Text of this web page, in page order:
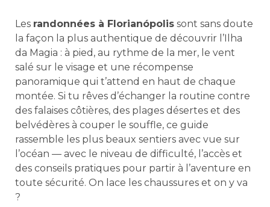
Les randonnées à Florianópolis sont sans doute
la façon la plus authentique de découvrir l’Ilha
da Magia : à pied, au rythme de la mer, le vent
salé sur le visage et une récompense
panoramique qui t’attend en haut de chaque
montée. Si tu rêves d’échanger la routine contre
des falaises côtières, des plages désertes et des
belvédères à couper le souffle, ce guide
rassemble les plus beaux sentiers avec vue sur
l’océan — avec le niveau de difficulté, l’accès et
des conseils pratiques pour partir à l’aventure en
toute sécurité. On lace les chaussures et on y va
?